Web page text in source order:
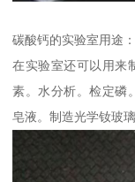
碳酸钙的实验室用途：
在实验室还可以用来
素。水分析。检定磷
皂液。制造光学钕玻